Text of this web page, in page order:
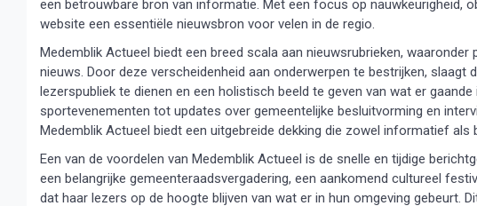
een betrouwbare bron van informatie. Met een focus op nauwkeurigheid,
website een essentiële nieuwsbron voor velen in de regio.
Medemblik Actueel biedt een breed scala aan nieuwsrubrieken,
nieuws. Door deze verscheidenheid aan onderwerpen te bestrijken, slaagt
lezerspubliek te dienen en een holistisch beeld te geven van wat er
sportevenementen tot updates over gemeentelijke besluitvorming en
Medemblik Actueel biedt een uitgebreide dekking die zowel informatief als
Een van de voordelen van Medemblik Actueel is de snelle en tijdige
een ​​belangrijke gemeenteraadsvergadering, een aankomend cultureel
dat haar lezers op de hoogte blijven van wat er in hun omgeving gebeurt.